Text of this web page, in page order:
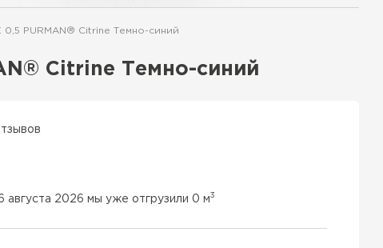
элементы
PURMAN® Citrine Темно-синий
Citrine Темно-синий
августа 2026 мы уже отгрузили 0 м3